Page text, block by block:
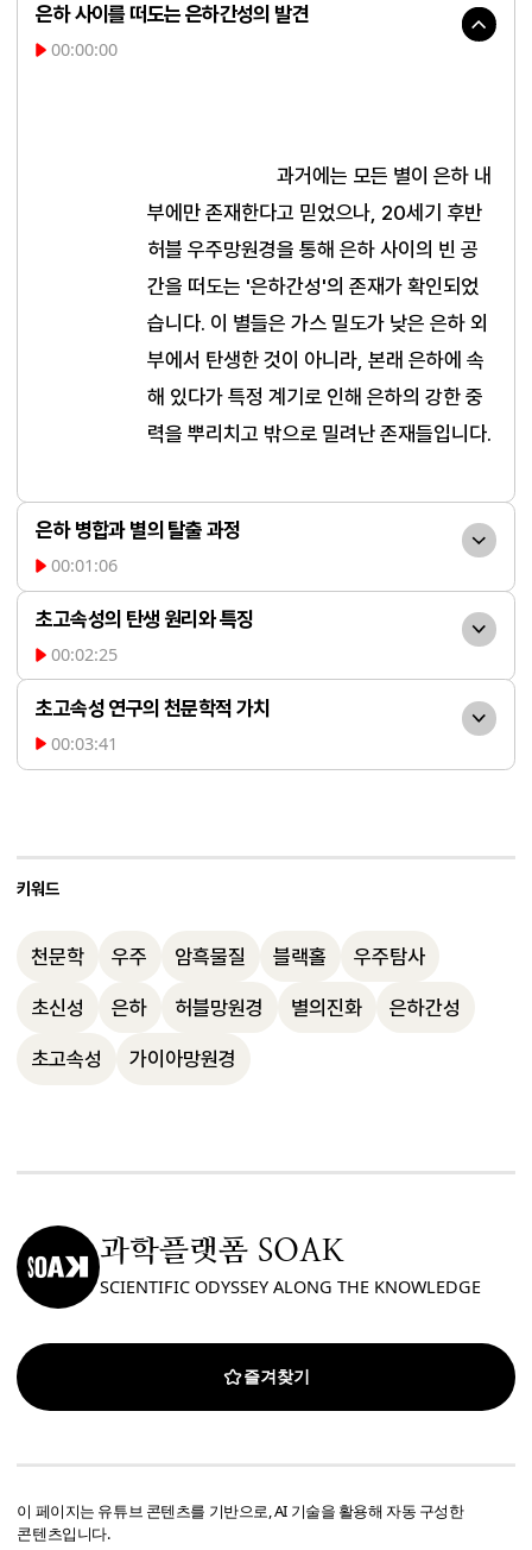
은하 사이를 떠도는 은하간성의 발견
00:00:00
과거에는 모든 별이 은하 내
부에만 존재한다고 믿었으나, 20세기 후반
허블 우주망원경을 통해 은하 사이의 빈 공
간을 떠도는 '은하간성'의 존재가 확인되었
습니다. 이 별들은 가스 밀도가 낮은 은하 외
부에서 탄생한 것이 아니라, 본래 은하에 속
해 있다가 특정 계기로 인해 은하의 강한 중
력을 뿌리치고 밖으로 밀려난 존재들입니다.
은하 병합과 별의 탈출 과정
00:01:06
은하간성이 발생하는 주된
원인은 은하 간의 충돌과 병합입니다. 두 은
변하면 별들의 운동 궤적이 달라지며 일부가
은하 밖으로 튕겨 나갑니다. 이렇게 탈출한
암흑물질의 분포를 파악할 수 있는 중요한
초고속성의 탄생 원리와 특징
00:02:25
은하 병합 없이도 초속 1,00
0km 이상의 엄청난 속도로 은하를 탈출하
우에 발생합니다. 이러한 별들은 주로 은하
초고속성 연구의 천문학적 가치
00:03:41
초고속성의 궤도와 빈도를
트가 현재 이들을 추적하고 있으며, 은하의
비밀을 품고 외로운 길을 떠나는 이 별들은
가치를 지닙니다.
키워드
천문학 우주 암흑물질 블랙홀 우주탐사
초신성 은하 허블망원경 별의진화 은하간성
초고속성 가이아망원경
과학플랫폼 SOAK
SCIENTIFIC ODYSSEY ALONG THE KNOWLEDGE
즐겨찾기
이 페이지는 유튜브 콘텐츠를 기반으로, AI 기술을 활용해 자동 구성한
콘텐츠입니다.